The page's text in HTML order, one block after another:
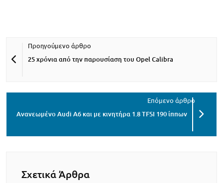
25 χρόνια από την παρουσίαση του Opel Calibra
Ανανεωμένο Audi A6 και με κινητήρα 1.8 TFSI 190 ίππων
Σχετικά Άρθρα